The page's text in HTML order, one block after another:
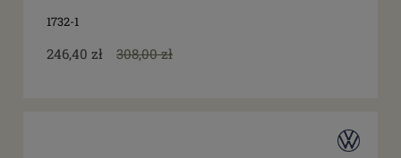
1732-1
246,40 zł 308,00 zł